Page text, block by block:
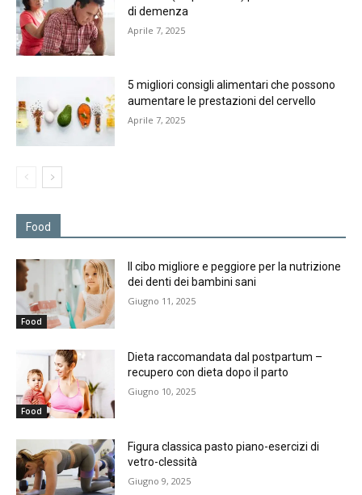
di demenza
Aprile 7, 2025
5 migliori consigli alimentari che possono
aumentare le prestazioni del cervello
Aprile 7, 2025
Food
Food
Il cibo migliore e peggiore per la nutrizione
dei denti dei bambini sani
Giugno 11, 2025
Food
Dieta raccomandata dal postpartum –
recupero con dieta dopo il parto
Giugno 10, 2025
Figura classica pasto piano-esercizi di
vetro-clessità
Giugno 9, 2025